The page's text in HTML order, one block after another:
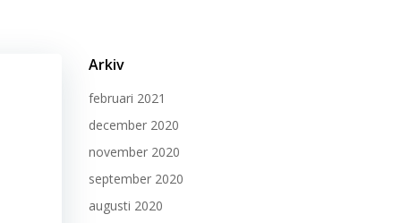
Arkiv
februari 2021
december 2020
november 2020
september 2020
augusti 2020